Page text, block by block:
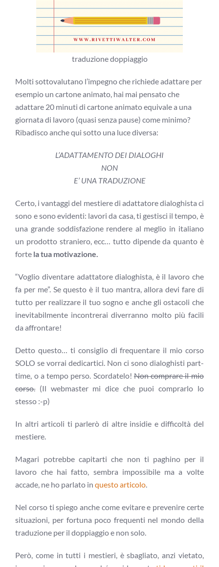
traduzione doppiaggio
Molti sottovalutano l’impegno che richiede adattare per
esempio un cartone animato, hai mai pensato che
adattare 20 minuti di cartone animato equivale a una
giornata di lavoro (quasi senza pause) come minimo?
Ribadisco anche qui sotto una luce diversa:
L’ADATTAMENTO DEI DIALOGHI
NON
E’ UNA TRADUZIONE
Certo, i vantaggi del mestiere di adattatore dialoghista ci
sono e sono evidenti: lavori da casa, ti gestisci il tempo, è
una grande soddisfazione rendere al meglio in italiano
un prodotto straniero, ecc… tutto dipende da quanto è
forte la tua motivazione.
“Voglio diventare adattatore dialoghista, è il lavoro che
fa per me”. Se questo è il tuo mantra, allora devi fare di
tutto per realizzare il tuo sogno e anche gli ostacoli che
inevitabilmente incontrerai diverranno molto più facili
da affrontare!
Detto questo… ti consiglio di frequentare il mio corso
SOLO se vorrai dedicartici. Non ci sono dialoghisti part-
time, o a tempo perso. Scordatelo! Non comprare il mio
corso.(Il webmaster mi dice che puoi comprarlo lo
stesso :-p)
In altri articoli ti parlerò di altre insidie e difficoltà del
mestiere.
Magari potrebbe capitarti che non ti paghino per il
lavoro che hai fatto, sembra impossibile ma a volte
accade, ne ho parlato inquesto articolo
Nel corso ti spiego anche come evitare e prevenire certe
situazioni, per fortuna poco frequenti nel mondo della
traduzione per il doppiaggio e non solo.
Però, come in tutti i mestieri, è sbagliato, anzi vietato,